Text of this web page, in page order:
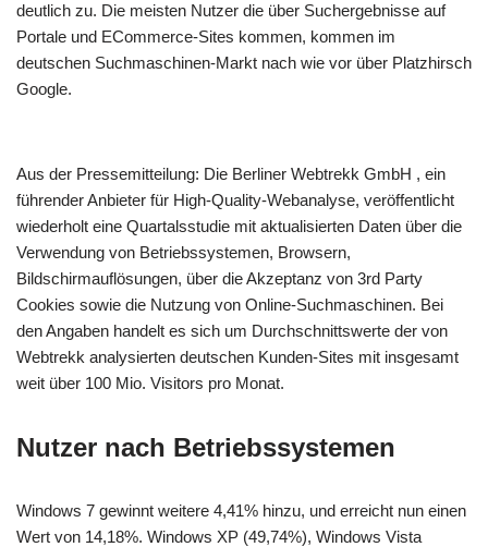
deutlich zu. Die meisten Nutzer die über Suchergebnisse auf
Portale und ECommerce-Sites kommen, kommen im
deutschen Suchmaschinen-Markt nach wie vor über Platzhirsch
Google.
Aus der Pressemitteilung: Die Berliner Webtrekk GmbH , ein
führender Anbieter für High-Quality-Webanalyse, veröffentlicht
wiederholt eine Quartalsstudie mit aktualisierten Daten über die
Verwendung von Betriebssystemen, Browsern,
Bildschirmauflösungen, über die Akzeptanz von 3rd Party
Cookies sowie die Nutzung von Online-Suchmaschinen. Bei
den Angaben handelt es sich um Durchschnittswerte der von
Webtrekk analysierten deutschen Kunden-Sites mit insgesamt
weit über 100 Mio. Visitors pro Monat.
Nutzer nach Betriebssystemen
Windows 7 gewinnt weitere 4,41% hinzu, und erreicht nun einen
Wert von 14,18%. Windows XP (49,74%), Windows Vista